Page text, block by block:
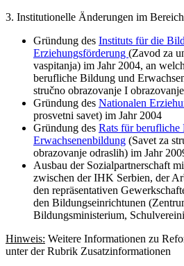
3. Institutionelle Änderungen im
Gründung des Instituts für die
Erziehungsförderung (Zavod za
vaspitanja) im Jahr 2004, an
berufliche Bildung und
stručno obrazovanje I
Gründung des Nationalen
prosvetni savet) im Jahr 2004
Gründung des Rats für berufliche
Erwachsenenbildung (Savet za
obrazovanje odraslih) im Jahr
Ausbau der Sozialpartnerschaft
zwischen der IHK Serbien, der
den repräsentativen
den Bildungseinrichtunen
Bildungsministerium,
Hinweis: Weitere Informationen zu
unter der Rubrik Zusatzinformationen